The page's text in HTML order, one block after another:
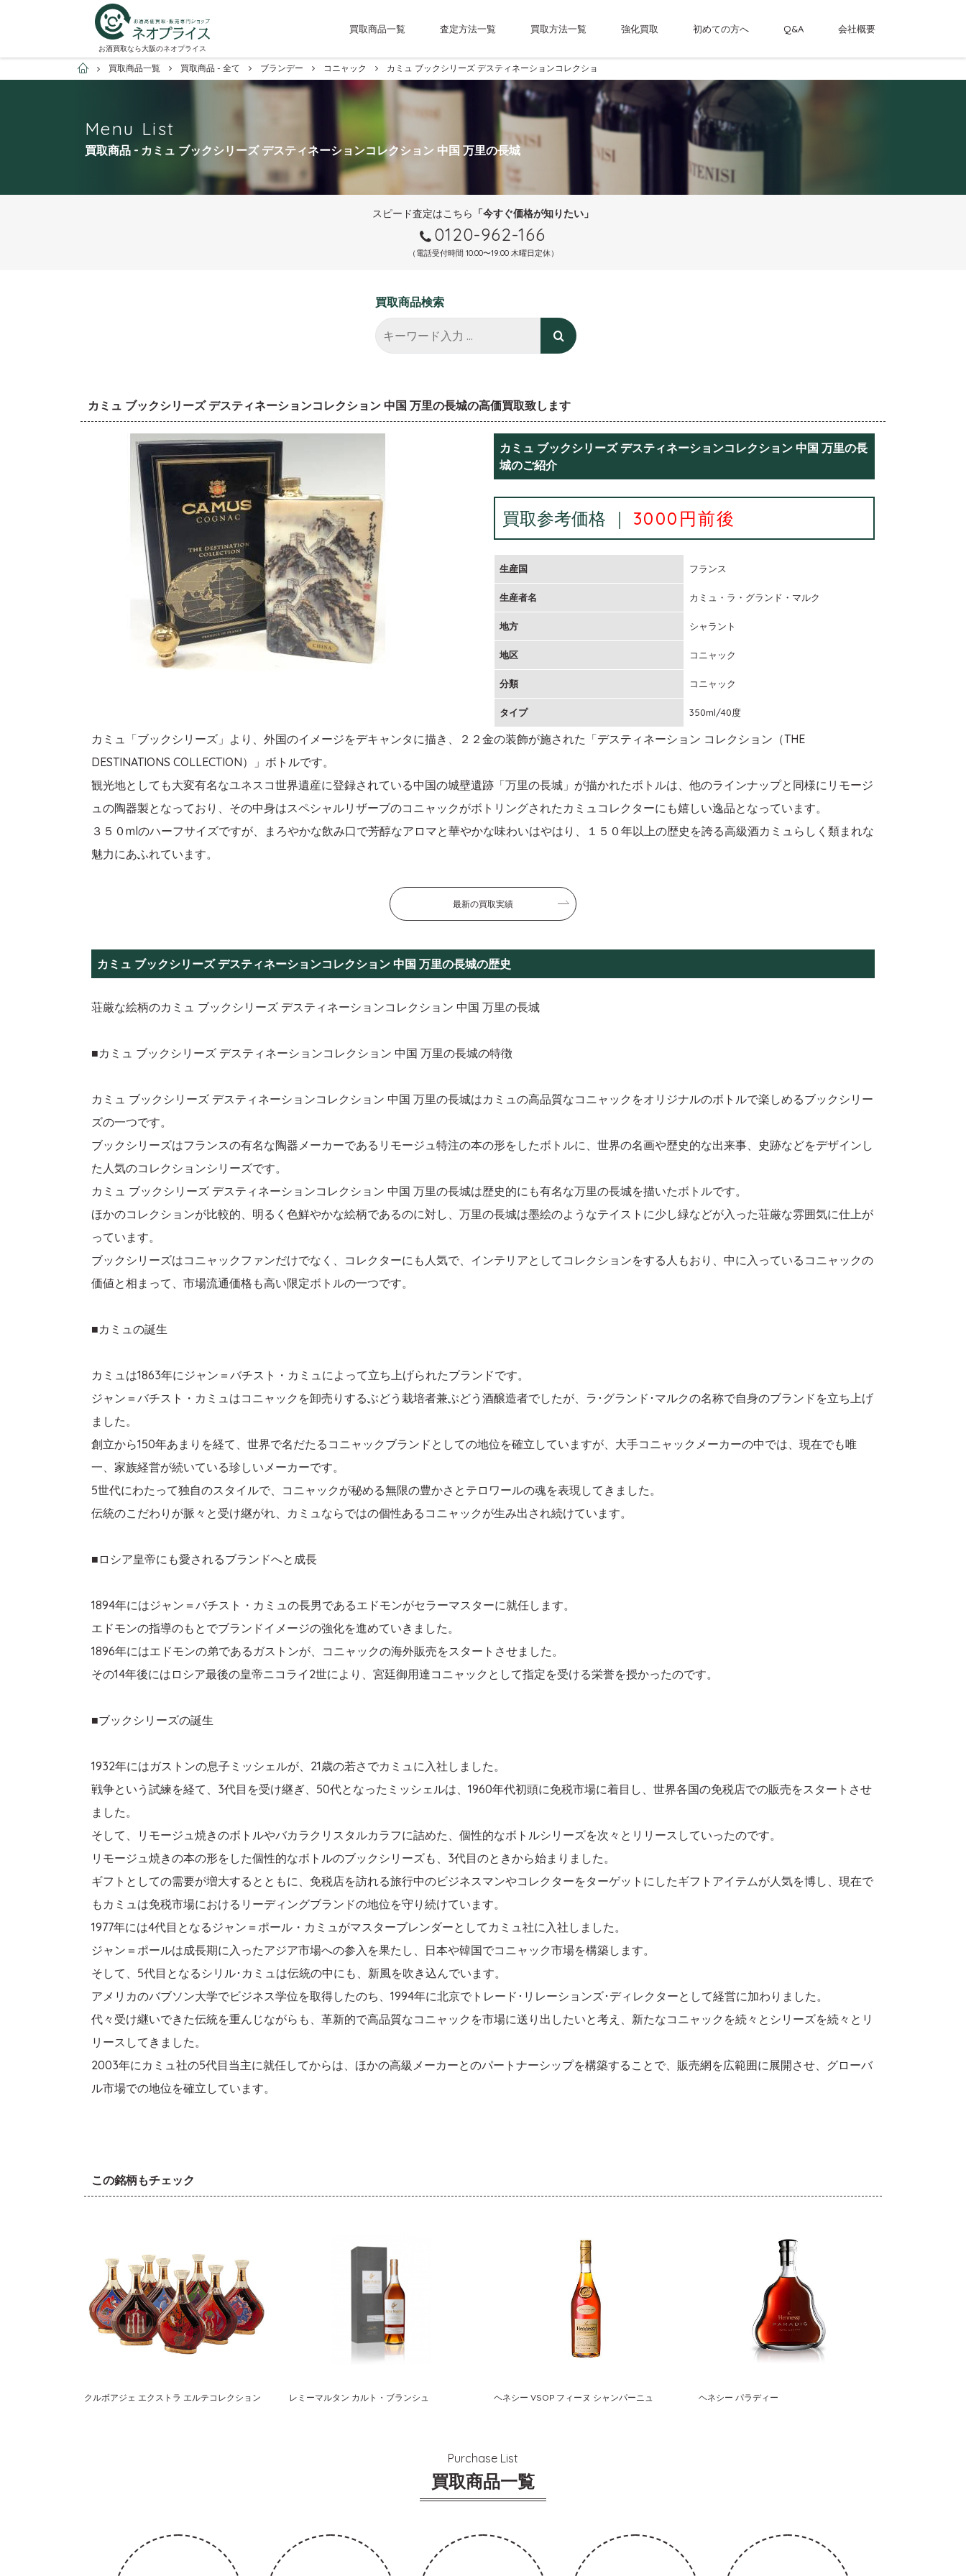
お酒買取なら大阪のネオプライス
買取商品一覧 査定方法一覧 買取方法一覧 強化買取 初めての方へ Q&A 会社概要
お酒買取専門店ネオプライス
買取商品一覧 買取商品 - 全て ブランデー コニャック カミュ ブックシリーズ デスティネーションコレクション 中国 万里の長城
Menu List
買取商品 - カミュ ブックシリーズ デスティネーションコレクション 中国 万里の長城
スピード査定はこちら 「今すぐ価格が知りたい」
0120-962-166
（電話受付時間 10:00〜19:00 木曜日定休）
買取商品検索
カミュ ブックシリーズ デスティネーションコレクション 中国 万里の長城の高価買取致します
カミュ ブックシリーズ デスティネーションコレクション 中国 万里の長
城のご紹介
買取参考価格 ｜ 3000円前後
生産国 フランス
生産者名 カミュ・ラ・グランド・マルク
地方 シャラント
地区 コニャック
分類 コニャック
タイプ 350ml/40度
カミュ「ブックシリーズ」より、外国のイメージをデキャンタに描き、２２金の装飾が施された「デスティネーション コレクション（THE
DESTINATIONS COLLECTION）」ボトルです。
観光地としても大変有名なユネスコ世界遺産に登録されている中国の城壁遺跡「万里の長城」が描かれたボトルは、他のラインナップと同様にリモージ
ュの陶器製となっており、その中身はスペシャルリザーブのコニャックがボトリングされたカミュコレクターにも嬉しい逸品となっています。
３５０mlのハーフサイズですが、まろやかな飲み口で芳醇なアロマと華やかな味わいはやはり、１５０年以上の歴史を誇る高級酒カミュらしく類まれな
魅力にあふれています。
最新の買取実績
カミュ ブックシリーズ デスティネーションコレクション 中国 万里の長城の歴史
荘厳な絵柄のカミュ ブックシリーズ デスティネーションコレクション 中国 万里の長城
■カミュ ブックシリーズ デスティネーションコレクション 中国 万里の長城の特徴
カミュ ブックシリーズ デスティネーションコレクション 中国 万里の長城はカミュの高品質なコニャックをオリジナルのボトルで楽しめるブックシリー
ズの一つです。
ブックシリーズはフランスの有名な陶器メーカーであるリモージュ特注の本の形をしたボトルに、世界の名画や歴史的な出来事、史跡などをデザインし
た人気のコレクションシリーズです。
カミュ ブックシリーズ デスティネーションコレクション 中国 万里の長城は歴史的にも有名な万里の長城を描いたボトルです。
ほかのコレクションが比較的、明るく色鮮やかな絵柄であるのに対し、万里の長城は墨絵のようなテイストに少し緑などが入った荘厳な雰囲気に仕上が
っています。
ブックシリーズはコニャックファンだけでなく、コレクターにも人気で、インテリアとしてコレクションをする人もおり、中に入っているコニャックの
価値と相まって、市場流通価格も高い限定ボトルの一つです。
■カミュの誕生
カミュは1863年にジャン＝バチスト・カミュによって立ち上げられたブランドです。
ジャン＝バチスト・カミュはコニャックを卸売りするぶどう栽培者兼ぶどう酒醸造者でしたが、ラ･グランド･マルクの名称で自身のブランドを立ち上げ
ました。
創立から150年あまりを経て、世界で名だたるコニャックブランドとしての地位を確立していますが、大手コニャックメーカーの中では、現在でも唯
一、家族経営が続いている珍しいメーカーです。
5世代にわたって独自のスタイルで、コニャックが秘める無限の豊かさとテロワールの魂を表現してきました。
伝統のこだわりが脈々と受け継がれ、カミュならではの個性あるコニャックが生み出され続けています。
■ロシア皇帝にも愛されるブランドへと成長
1894年にはジャン＝バチスト・カミュの長男であるエドモンがセラーマスターに就任します。
エドモンの指導のもとでブランドイメージの強化を進めていきました。
1896年にはエドモンの弟であるガストンが、コニャックの海外販売をスタートさせました。
その14年後にはロシア最後の皇帝ニコライ2世により、宮廷御用達コニャックとして指定を受ける栄誉を授かったのです。
■ブックシリーズの誕生
1932年にはガストンの息子ミッシェルが、21歳の若さでカミュに入社しました。
戦争という試練を経て、3代目を受け継ぎ、50代となったミッシェルは、1960年代初頭に免税市場に着目し、世界各国の免税店での販売をスタートさせ
ました。
そして、リモージュ焼きのボトルやバカラクリスタルカラフに詰めた、個性的なボトルシリーズを次々とリリースしていったのです。
リモージュ焼きの本の形をした個性的なボトルのブックシリーズも、3代目のときから始まりました。
ギフトとしての需要が増大するとともに、免税店を訪れる旅行中のビジネスマンやコレクターをターゲットにしたギフトアイテムが人気を博し、現在で
もカミュは免税市場におけるリーディングブランドの地位を守り続けています。
1977年には4代目となるジャン＝ポール・カミュがマスターブレンダーとしてカミュ社に入社しました。
ジャン＝ポールは成長期に入ったアジア市場への参入を果たし、日本や韓国でコニャック市場を構築します。
そして、5代目となるシリル･カミュは伝統の中にも、新風を吹き込んでいます。
アメリカのバブソン大学でビジネス学位を取得したのち、1994年に北京でトレード･リレーションズ･ディレクターとして経営に加わりました。
代々受け継いできた伝統を重んじながらも、革新的で高品質なコニャックを市場に送り出したいと考え、新たなコニャックを続々とシリーズを続々とリ
リースしてきました。
2003年にカミュ社の5代目当主に就任してからは、ほかの高級メーカーとのパートナーシップを構築することで、販売網を広範囲に展開させ、グローバ
ル市場での地位を確立しています。
この銘柄もチェック
クルボアジェ エクストラ エルテコレクション レミーマルタン カルト・ブランシュ ヘネシー VSOP フィーヌ シャンパーニュ ヘネシー パラディー
Purchase List
買取商品一覧